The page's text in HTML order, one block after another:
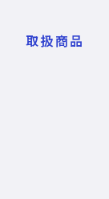
取扱商品